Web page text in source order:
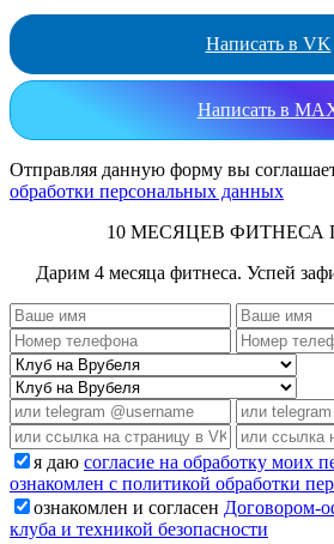
Написать в VK
Написать в
Отправляя данную форму вы
обработки персональных данных
10 МЕСЯЦЕВ ФИТНЕСА
Дарим 4 месяца фитнеса. Успей
я даю согласие на обработку моих
ознакомлен с политикой обработки
ознакомлен и согласен Договором-
клуба и техникой безопасности